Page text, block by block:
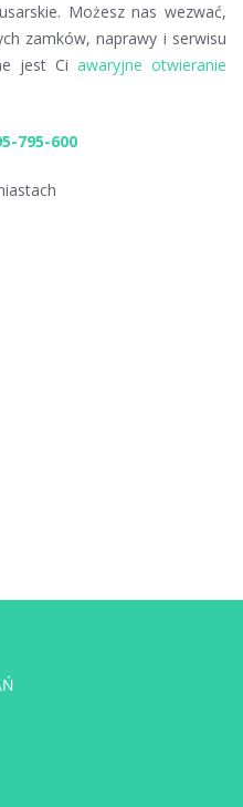
Możesz nas wezwać,
zamków, naprawy i serwisu
jest Ci awaryjne otwieranie
795-600